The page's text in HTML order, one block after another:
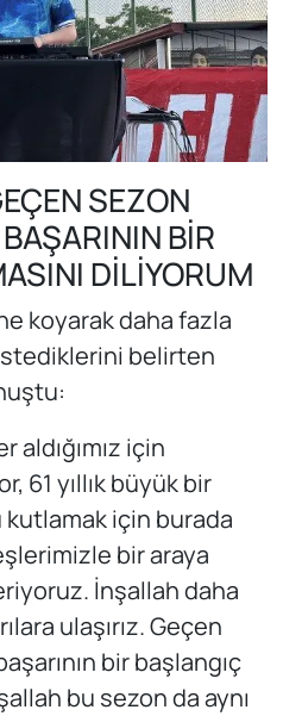
SEZON
BİR
DİLİYORUM
koyarak daha fazla
belirten
aldığımız için
61 yıllık büyük bir
kutlamak için burada
bir araya
İnşallah daha
ulaşırız. Geçen
bir başlangıç
bu sezon da aynı